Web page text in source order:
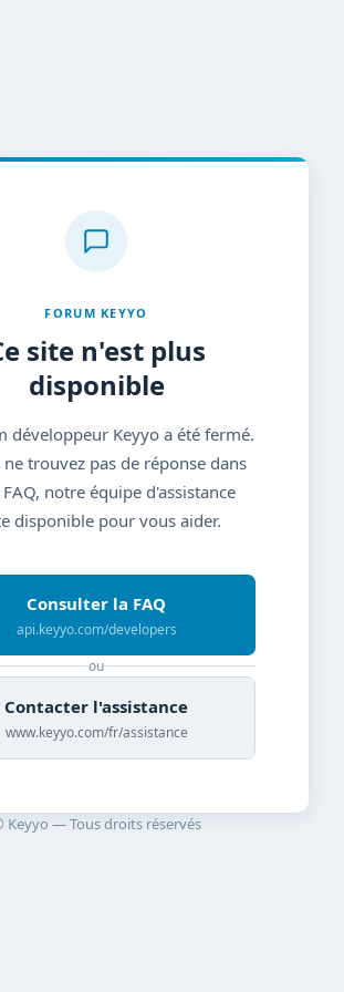
FORUM KEYYO
site n'est plus
disponible
développeur Keyyo a été fermé.
ne trouvez pas de réponse dans
notre équipe d'assistance
disponible pour vous aider.
Consulter la FAQ
api.keyyo.com/developers
ou
Contacter l'assistance
www.keyyo.com/fr/assistance
Keyyo — Tous droits réservés